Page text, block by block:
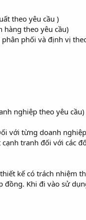
theo yêu cầu )
hàng theo yêu cầu)
phối và định vị
nghiệp theo yêu cầu)
với từng doanh
tranh đối với các
kế có trách nhiệm
Khi đi vào sử